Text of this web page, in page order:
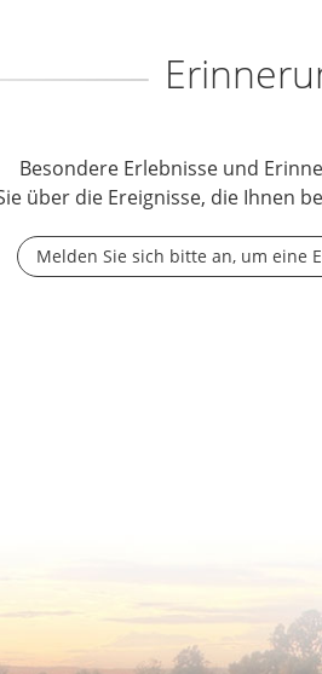
Besondere Erlebnisse und
über die Ereignisse, die Ihnen
Melden Sie sich bitte an, um eine